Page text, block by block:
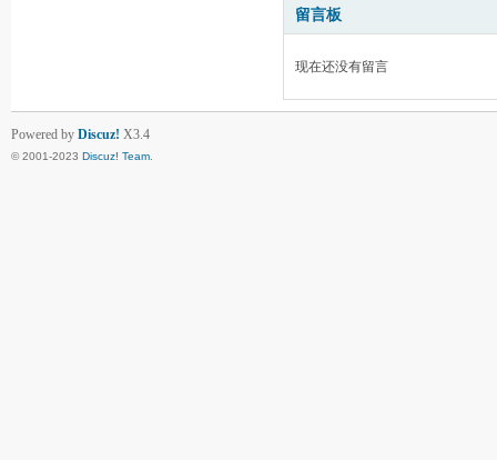
留言板
现在还没有留言
Powered by Discuz! X3.4
© 2001-2023 Discuz! Team